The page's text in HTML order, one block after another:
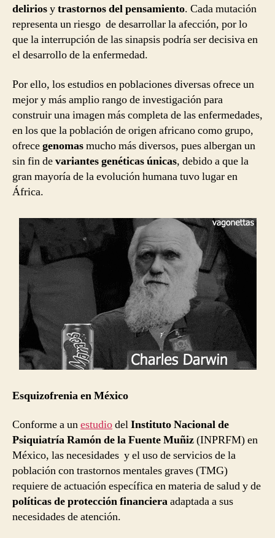
deliriosytrastornos del pensamiento. Cada mutación
representa un riesgo de desarrollar la afección, por lo
que la interrupción de las sinapsis podría ser decisiva en
el desarrollo de la enfermedad.
Por ello, los estudios en poblaciones diversas ofrece un
mejor y más amplio rango de investigación para
construir una imagen más completa de las enfermedades,
en los que la población de origen africano como grupo,
ofrecegenomasmucho más diversos, pues albergan un
sin fin devariantes genéticas únicas, debido a que la
gran mayoría de la evolución humana tuvo lugar en
África.
Esquizofrenia en México
Conforme a unestudiodelInstituto Nacional de
Psiquiatría Ramón de la Fuente Muñiz(INPRFM) en
México, las necesidades y el uso de servicios de la
población con trastornos mentales graves (TMG)
requiere de actuación específica en materia de salud y de
políticas de protección financieraadaptada a sus
necesidades de atención.